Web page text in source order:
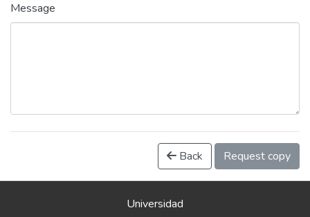
Message
Back Request copy
Universidad